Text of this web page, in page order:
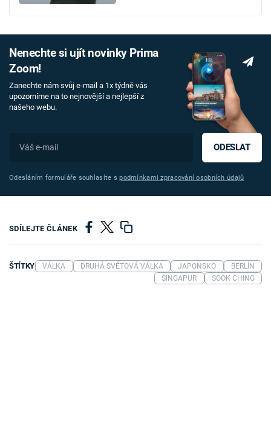
Nenechte si ujít novinky Prima
Zoom!
Zanechte nám svůj e-mail a 1x týdně vás
upozorníme na to nejnovější a nejlepší z
našeho webu.
ODESLAT
Odesláním formuláře souhlasíte spodmínkami zpracování osobních údajů
SDÍLEJTE ČLÁNEK
ŠTÍTKY VÁLKA DRUHÁ SVĚTOVÁ VÁLKA JAPONSKO
BERLÍN
SINGAPUR
SOOK CHING